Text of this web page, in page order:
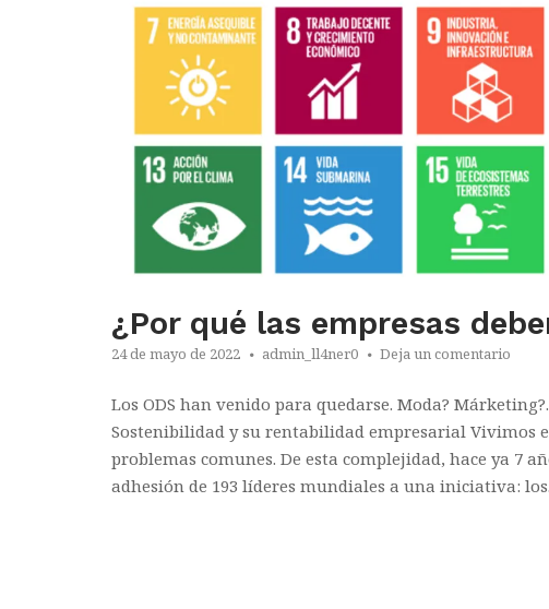
¿Por qué las empresas
24 de mayo de 2022 admin_ll4ner0 Deja un comentario
Los ODS han venido para quedarse. Moda?
Sostenibilidad y su rentabilidad empresarial Vivimos
problemas comunes. De esta complejidad, hace ya 7
adhesión de 193 líderes mundiales a una iniciativa: